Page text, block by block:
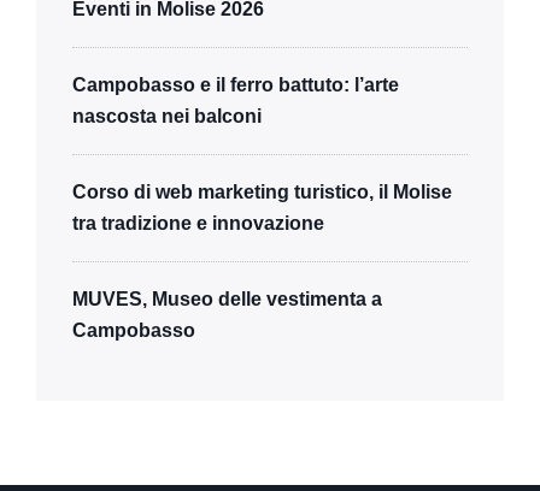
Eventi in Molise 2026
Campobasso e il ferro battuto: l’arte
nascosta nei balconi
Corso di web marketing turistico, il Molise
tra tradizione e innovazione
MUVES, Museo delle vestimenta a
Campobasso